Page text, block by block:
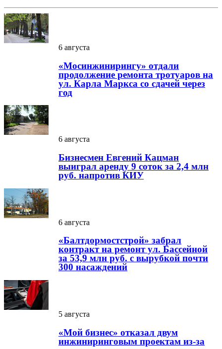
6 августа
«Мосинжинирингу» отдали
продолжение ремонта тротуаров на
ул. Карла Маркса со сдачей через
год
6 августа
Бизнесмен Евгений Кацман
выиграл аренду 9 соток за 2,4 млн
руб. напротив КИУ
6 августа
«Балтдормостстрой» забрал
контракт на ремонт ул. Бассейной
за 53,9 млн руб. с вырубкой почти
300 насаждений
5 августа
«Мой бизнес» отказал двум
инжиниринговым проектам из-за